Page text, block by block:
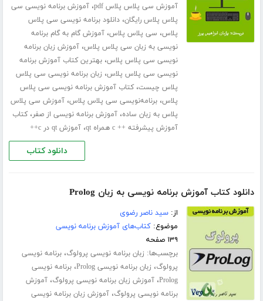
آموزش سی پلاس پلاس pdf ،آموزش برنامه نویسی سی
پلاس پلاس رایگان،دانلود برنامه نویسی سی پلاس
پلاس، سی پلاس پلاس،آموزش گام به گام برنامه
نویسی به زبان سی پلاس پلاس،آموزش زبان برنامه
نویسی سی پلاس پلاس،بهترین کتاب آموزش برنامه
نویسی سی پلاس پلاس، زبان برنامه نویسی سی پلاس
پلاس چیست،کتاب آموزش برنامه نویسی سی پلاس
پلاس،برنامه‌نویسی سی پلاس پلاس،آموزش سی پلاس
پلاس به زبان ساده،آموزش برنامه نویسی از صفر،کتاب
آموزش پیشرفته ++ c همراه qt
،آموزش qt در c++
دانلود کتاب
دانلود کتاب آموزش برنامه نویسی به زبان Prolog
از:سید ناصر رضوی
موضوع:کتاب‌های آموزش برنامه نویسی
۱۳۹ صفحه
برچسب‌ها: زبان برنامه نویسی پرولوگ،برنامه نویسی
پرولوگ، زبان برنامه نویسی Prolog ،برنامه نویسی
Prolog،آموزش زبان برنامه نویسی پرولوگ،آموزش
برنامه نویسی پرولوگ،آموزش زبان برنامه نویسی